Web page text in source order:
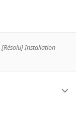
[Résolu] Installation